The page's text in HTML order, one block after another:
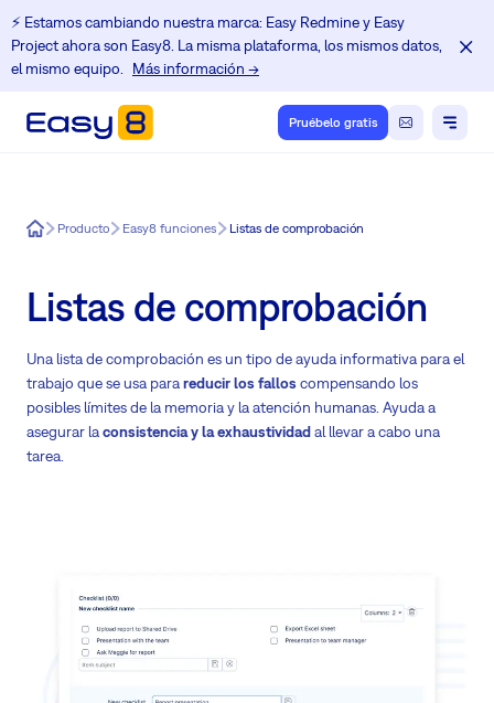
⚡️ Estamos cambiando nuestra marca: Easy Redmine y Easy
Project ahora son Easy8. La misma plataforma, los mismos datos,
el mismo equipo.
Más información →
Pruébelo gratis
Easy8Producto Easy8 funciones Listas de comprobación
Listas de comprobación
Una lista de comprobación es un tipo de ayuda informativa para el
trabajo que se usa parareducir los fallos compensando los
posibles límites de la memoria y la atención humanas. Ayuda a
asegurar laconsistencia y la exhaustividadal llevar a cabo una
tarea.